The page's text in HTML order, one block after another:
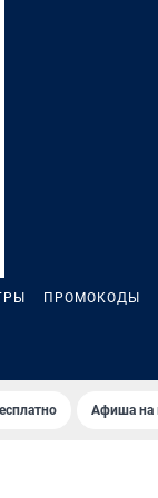
ПРОМОКОДЫ
Афиша на